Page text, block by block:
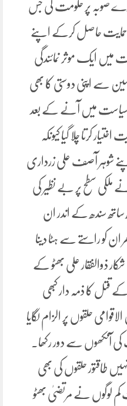
صوبہ پر حکومت کی جس
حمایت حاصل کرکے اپنے
میں ایک موثر نمائندگی
سے اپنی دوستی کا بھی
سیاست میں آنے کے بعد
کرتا چلا گیا کیونکہ
شوہر آصف علی زرداری
ملکی سطح پر بے نظیر کی
سندھ کے اندر ان
ان کو راستے سے ہٹا دینا
ذوالفقار علی بھٹو کے
قتل کا ذمہ دار کبھی
الاقوامی حلقوں پر الزام لگایا
آنکھوں سے دور رکھا۔
حلقوں کی بھی
لوگوں نے مرتضیٰ بھٹو